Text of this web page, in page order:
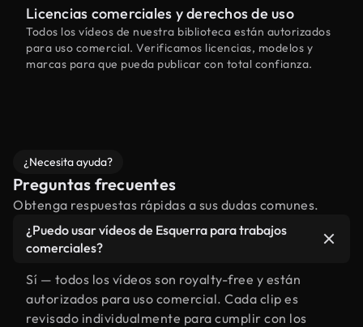
Licencias comerciales y derechos de uso
Todos los vídeos de nuestra biblioteca están autorizados
para uso comercial. Verificamos licencias, modelos y
marcas para que pueda publicar con total confianza.
¿Necesita ayuda?
Preguntas frecuentes
Obtenga respuestas rápidas a sus dudas comunes.
¿Puedo usar vídeos de Esquerra para trabajos
comerciales?
Sí — todos los vídeos son royalty-free y están
autorizados para uso comercial. Cada clip es
revisado individualmente para cumplir con los